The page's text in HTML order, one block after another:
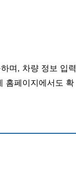
며, 차량 정보 입력
홈페이지에서도 확